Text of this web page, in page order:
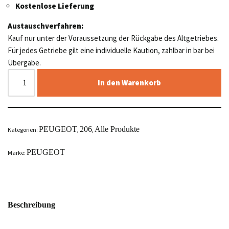
Kostenlose Lieferung
Austauschverfahren:
Kauf nur unter der Voraussetzung der Rückgabe des Altgetriebes.
Für jedes Getriebe gilt eine individuelle Kaution, zahlbar in bar bei
Übergabe.
In den Warenkorb
Kategorien: PEUGEOT 206 Alle Produkte
Marke: PEUGEOT
Beschreibung